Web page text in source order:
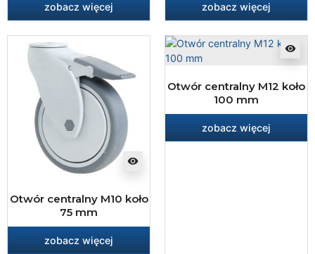
zobacz więcej zobacz więcej
visibility
Otwór centralny M10 koło
75 mm
zobacz więcej
visibility
Otwór centralny M12 koło
100 mm
zobacz więcej